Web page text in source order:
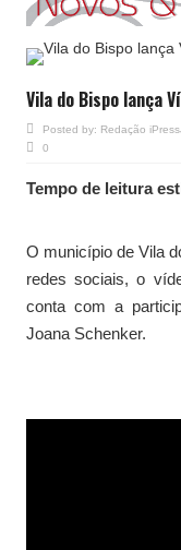
Vila do Bispo lança
Posted by: Redação
0
Tempo de leitura
O município de Vila
redes sociais, o
conta com a
Joana Schenker.